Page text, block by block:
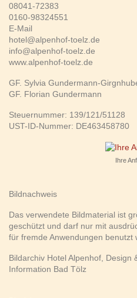
08041-72383
0160-98324551
E-Mail
hotel@alpenhof-toelz.de
info@alpenhof-toelz.de
www.alpenhof-toelz.de
GF. Sylvia Gundermann-
GF. Florian Gundermann
Steuernummer: 139/121/51128
UST-ID-Nummer: DE463458780
Ihre
Bildnachweis
Das verwendete Bildmaterial ist
geschützt und darf nur mit
für fremde Anwendungen benutzt
Bildarchiv Hotel Alpenhof, Design
Information Bad Tölz